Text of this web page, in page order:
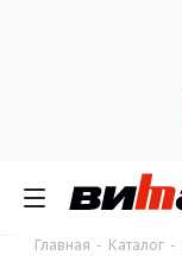
Главная - Каталог -